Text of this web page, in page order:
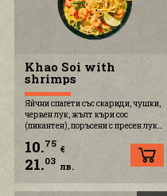
Khao Soi with
shrimps
Яйчни спагети със скариди, чушки,
червен лук, жълт къри сос
(пикантен), поръсени с пресен лук
10.75 €
21.03 лв.